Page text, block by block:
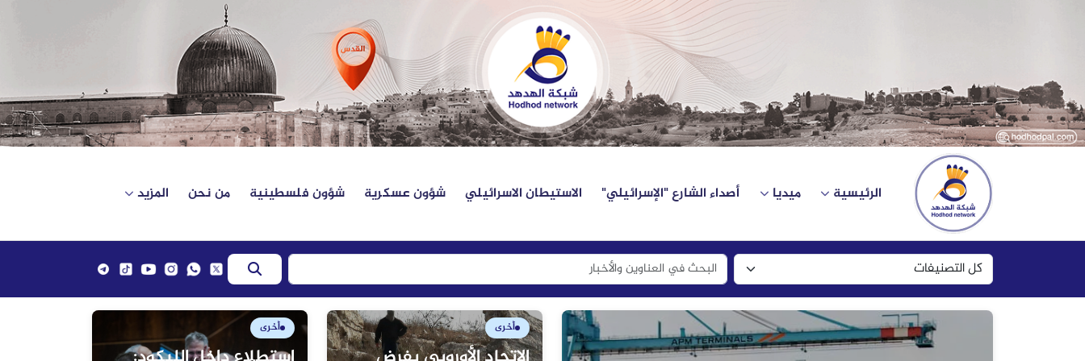
الرئيسية ميديا أصداء الشارع "الإسرائيلي" الاستيطان الاسرائيلي شؤون عسكرية شؤون فلسطينية من نحن المزيد
أخرى أخرى